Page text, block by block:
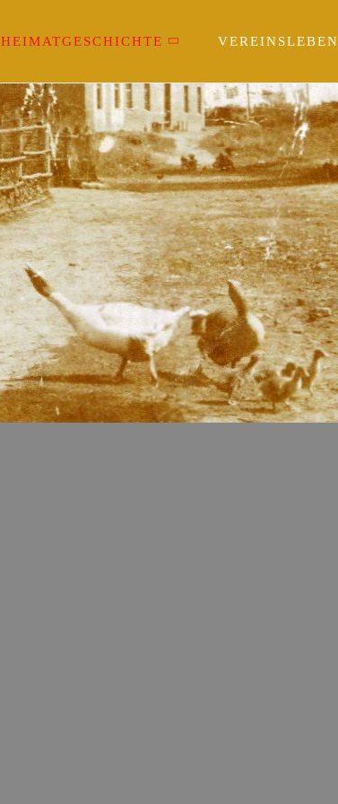
HEIMATGESCHICHTE VEREINSLEBEN